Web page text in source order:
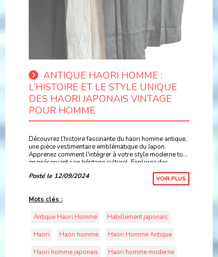
ANTIQUE HAORI HOMME :
L’HISTOIRE ET LE STYLE UNIQUE
DES HAORI JAPONAIS VINTAGE
POUR HOMME
Découvrez l’histoire fascinante du haori homme antique,
une pièce vestimentaire emblématique du Japon.
Apprenez comment l'intégrer à votre style moderne tout
en préservant son héritage culturel. Explorez des
conseils pratiques pour son entretien et sa con
Posté le 12/09/2024 VOIR PLUS
Mots clés :
Antique Haori Homme
Habillement japonais
Haori
Haori homme
Haori Homme Antique
Haori homme japonais
Haori homme moderne